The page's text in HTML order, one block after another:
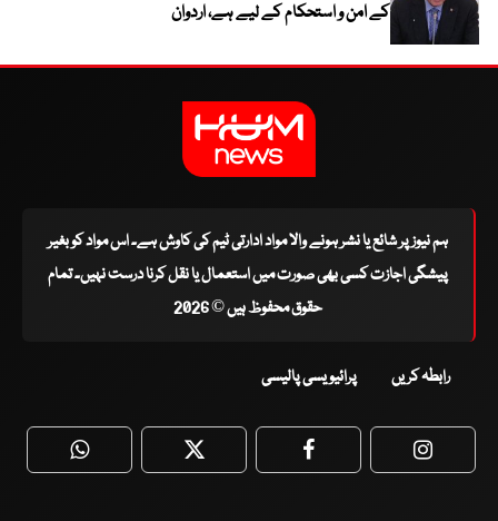
کے امن و استحکام کے لیے ہے، اردوان
ہم نیوز پر شائع یا نشر ہونے والا مواد ادارتی ٹیم کی کاوش ہے۔ اس مواد کو بغیر
پیشگی اجازت کسی بھی صورت میں استعمال یا نقل کرنا درست نہیں۔ تمام
حقوق محفوظ ہیں © 2026
رابطہ کریں پرائیویسی پالیسی
WhatsApp Twitter Facebook